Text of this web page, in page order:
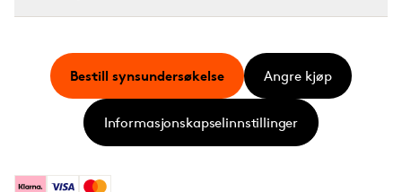
KlarnaVisa Mastercard
Bestill synsundersøkelse Angre kjøp
Informasjonskapselinnstillinger